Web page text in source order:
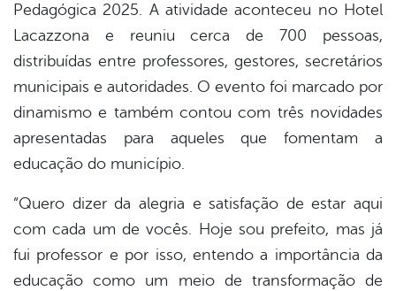
Pedagógica 2025. A atividade aconteceu no Hotel
Lacazzona e reuniu cerca de 700 pessoas,
distribuídas entre professores, gestores, secretários
municipais e autoridades. O evento foi marcado por
dinamismo e também contou com três novidades
apresentadas para aqueles que fomentam a
educação do município.
“Quero dizer da alegria e satisfação de estar aqui
com cada um de vocês. Hoje sou prefeito, mas já
fui professor e por isso, entendo a importância da
educação como um meio de transformação de